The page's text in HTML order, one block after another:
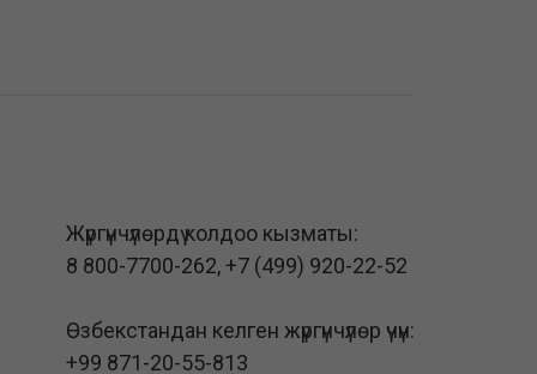
Жүргүнчүлөрдү колдоо кызматы:
8 800-7700-262,+7 (499) 920-22-52
Өзбекстандан келген жүргүнчүлөр үчүн:
+99 871-20-55-813